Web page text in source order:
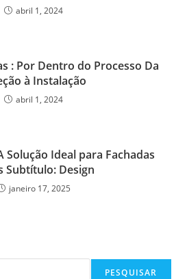
abril 1, 2024
: Por Dentro do Processo Da
à Instalação
abril 1, 2024
Solução Ideal para Fachadas
Subtítulo: Design
janeiro 17, 2025
PESQUISAR